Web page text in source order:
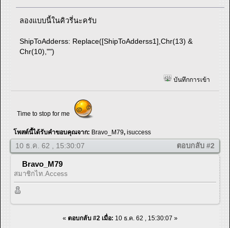
ลองแบบนี้ในคิวรี่นะครับ
ShipToAdderss: Replace([ShipToAdderss1],Chr(13) &
Chr(10),"")
บันทึกการเข้า
Time to stop for me
โพสต์นี้ได้รับคำขอบคุณจาก: Bravo_M79, isuccess
10 ธ.ค. 62 , 15:30:07 ตอบกลับ #2
Bravo_M79
สมาชิกไท.Access
« ตอบกลับ #2 เมื่อ: 10 ธ.ค. 62 , 15:30:07 »